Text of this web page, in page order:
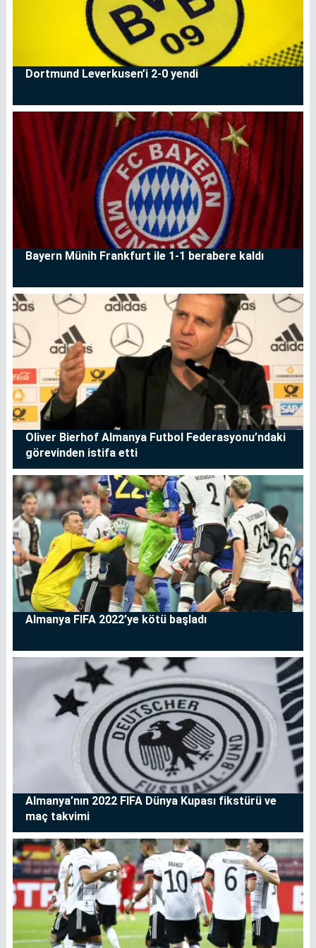
Dortmund Leverkusen’i 2-0 yendi
Bayern Münih Frankfurt ile 1-1 berabere kaldı
Oliver Bierhof Almanya Futbol Federasyonu’ndaki
görevinden istifa etti
Almanya FIFA 2022’ye kötü başladı
Almanya’nın 2022 FIFA Dünya Kupası fikstürü ve
maç takvimi